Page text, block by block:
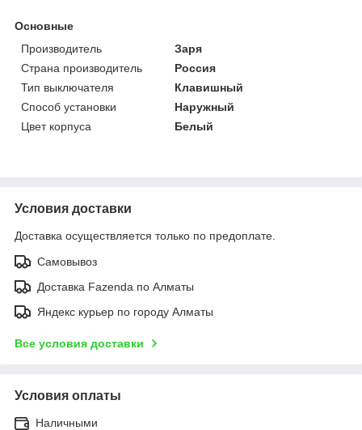
Основные
Производитель
Заря
Страна производитель
Россия
Тип выключателя
Клавишный
Способ установки
Наружный
Цвет корпуса
Белый
Условия доставки
Доставка осуществляется только по предоплате.
Самовывоз
Доставка Fazenda по Алматы
Яндекс курьер по городу Алматы
Все условия доставки
Условия оплаты
Наличными